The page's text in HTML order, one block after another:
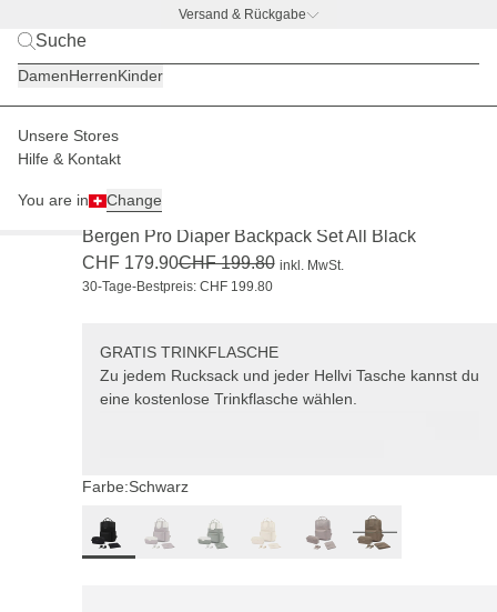
Versand & Rückgabe
DamenHerrenKinder
Unsere Stores
Hilfe & Kontakt
You are in Change
Kinder Wickelrucksäcke & -taschen
Bergen Pro Diaper Backpack Set All Black
CHF 179.90CHF 199.80 inkl. MwSt.
30-Tage-Bestpreis: CHF 199.80
GRATIS TRINKFLASCHE
Zu jedem Rucksack und jeder Hellvi Tasche kannst du
eine kostenlose Trinkflasche wählen.
Farbe:Schwarz